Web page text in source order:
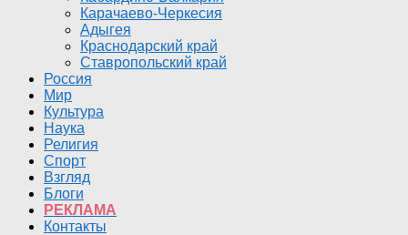
Карачаево-Черкесия
Адыгея
Краснодарский край
Ставропольский край
Россия
Мир
Культура
Наука
Религия
Спорт
Взгляд
Блоги
РЕКЛАМА
Контакты